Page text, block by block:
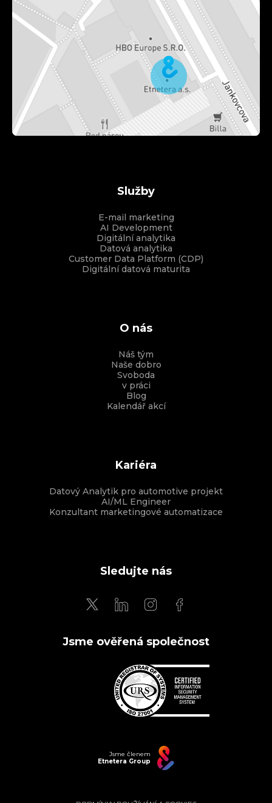
Služby
E-mail marketing
AI Development
Digitální analytika
Datová analytika
Customer Data Platform (CDP)
Digitální datová maturita
O nás
Náš tým
Naše dobro
Svoboda
v práci
Blog
Kalendář akcí
Kariéra
Datový Analytik pro automotive projekt
AI/ML Engineer
Konzultant marketingové automatizace
Sledujte nás
Jsme ověřená společnost
Jsme členem
Etnetera Group